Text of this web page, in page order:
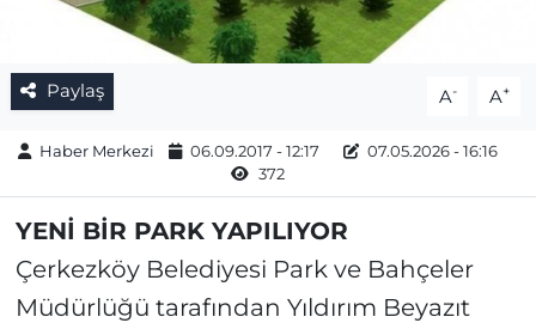
Paylaş A- A+
Haber Merkezi 06.09.2017 - 12:17
07.05.2026 - 16:16
372
YENİ BİR PARK YAPILIYOR
Çerkezköy Belediyesi Park ve Bahçeler
Müdürlüğü tarafından Yıldırım Beyazıt